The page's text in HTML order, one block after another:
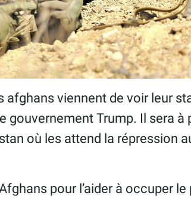
afghans viennent de voir leur
gouvernement Trump. Il sera à
où les attend la répression
pour l’aider à occuper